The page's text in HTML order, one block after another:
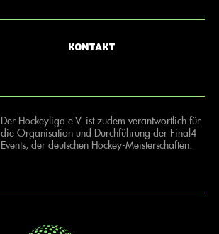
Kontakt
Der Hockeyliga e.V. ist zudem verantwortlich für
die Organisation und Durchführung der Final4
Events, der deutschen Hockey-Meisterschaften.